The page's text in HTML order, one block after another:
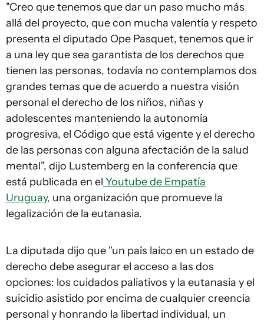
"Creo que tenemos que dar un paso mucho más
allá del proyecto, que con mucha valentía y respeto
presenta el diputado Ope Pasquet, tenemos que ir
a una ley que sea garantista de los derechos que
tienen las personas, todavía no contemplamos dos
grandes temas que de acuerdo a nuestra visión
personal el derecho de los niños, niñas y
adolescentes manteniendo la autonomía
progresiva, el Código que está vigente y el derecho
de las personas con alguna afectación de la salud
mental", dijo Lustemberg en la conferencia que
está publicada en el Youtube de Empatía
Uruguay, una organización que promueve la
legalización de la eutanasia.
La diputada dijo que "un país laico en un estado de
derecho debe asegurar el acceso a las dos
opciones: los cuidados paliativos y la eutanasia y el
suicidio asistido por encima de cualquier creencia
personal y honrando la libertad individual, un